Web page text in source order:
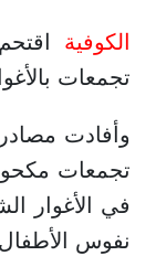
الكوفية
تجمعات
وأفادت
تجمعات
في الأغوار
نفوس